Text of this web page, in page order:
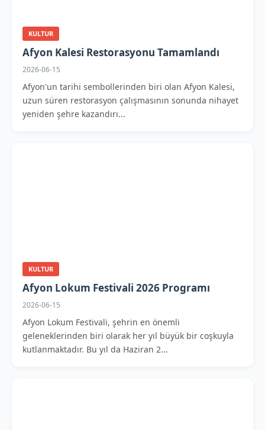
KULTUR
Afyon Kalesi Restorasyonu Tamamlandı
2026-06-15
Afyon'un tarihi sembollerinden biri olan Afyon Kalesi,
uzun süren restorasyon çalışmasının sonunda nihayet
yeniden şehre kazandırı...
KULTUR
Afyon Lokum Festivali 2026 Programı
2026-06-15
Afyon Lokum Festivali, şehrin en önemli
geleneklerinden biri olarak her yıl büyük bir coşkuyla
kutlanmaktadır. Bu yıl da Haziran 2...